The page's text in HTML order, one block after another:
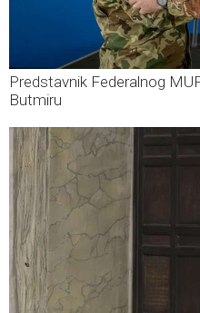
Predstavnik Federalnog
Butmiru